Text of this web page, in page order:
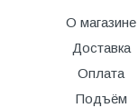
О магазине
Доставка
Оплата
Подъём